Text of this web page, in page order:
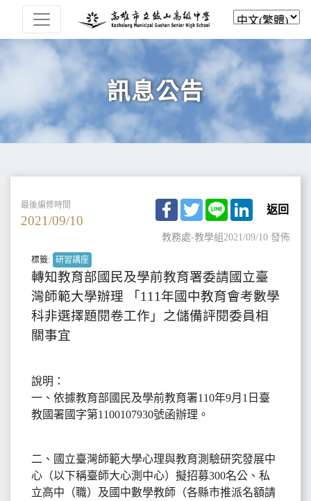
訊息公告
最後編修時間
2021/09/10
Facebook
TwitterLine LinkedIn
返回
教務處-教學組2021/09/10 發佈
標籤: 研習講座
轉知教育部國民及學前教育署委請國立臺
灣師範大學辦理 「111年國中教育會考數學
科非選擇題閱卷工作」之儲備評閱委員相
關事宜
說明：
一、依據教育部國民及學前教育署110年9月1日臺
教國署國字第1100107930號函辦理。
二、國立臺灣師範大學心理與教育測驗研究發展中
心（以下稱臺師大心測中心）擬招募300名公、私
立高中（職）及國中數學教師（各縣市推派名額請